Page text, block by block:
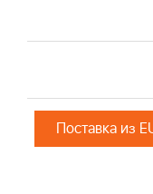
Поставка из